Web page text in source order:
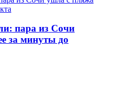
пара из Сочи
за минуты до